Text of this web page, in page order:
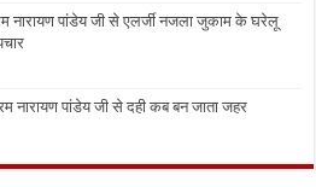
नारायण पांडेय जी से एलर्जी नजला जुकाम के घरेलू
नारायण पांडेय जी से दही कब बन जाता जहर